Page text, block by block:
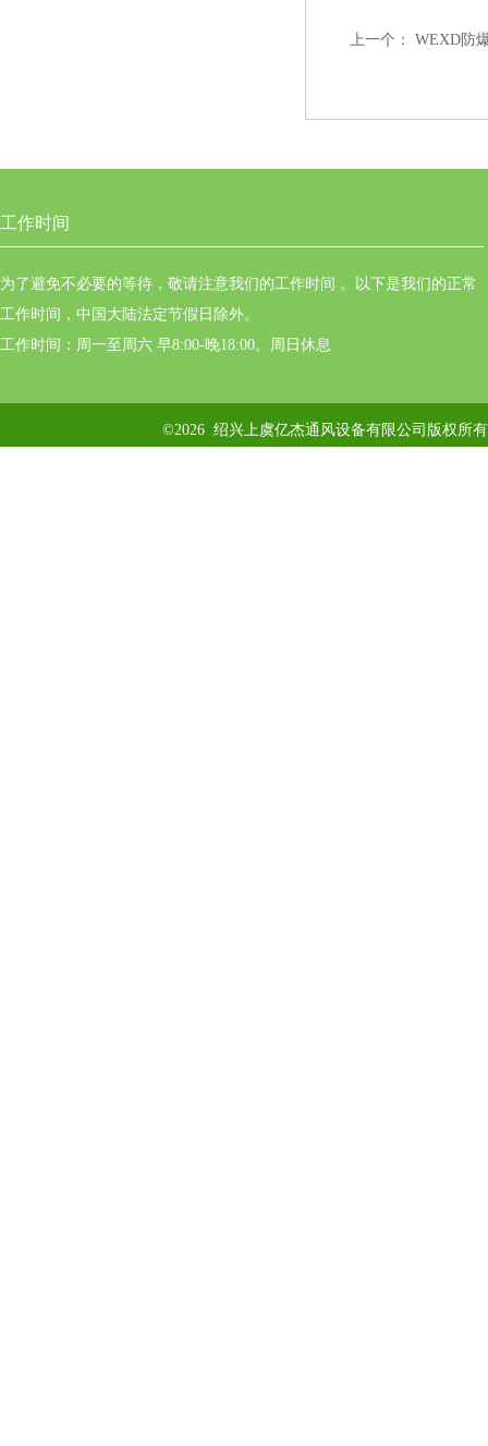
上一个： WEXD防
工作时间
为了避免不必要的等待，敬请注意我们的工作时间 。以下是我们的正常
工作时间，中国大陆法定节假日除外。
工作时间：周一至周六 早8:00-晚18:00。周日休息
©2026 绍兴上虞亿杰通风设备有限公司版权所有